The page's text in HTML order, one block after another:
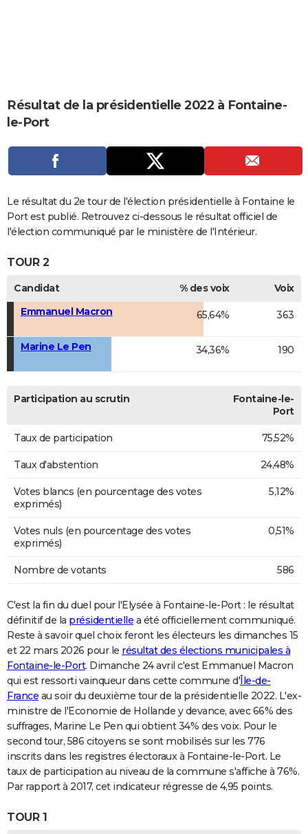
CARTE DE VOEUX
Carte de Noël
Carte Bonne année
Carte Saint-Valentin
Carte Pâques
Carte d'anniversaire
DICTIONNAIRE
Dictionnaire
Biographies
Expressions
Proverbes
PROGRAMME TV
S'inscrire
Se connecter
Lycées
Collèges
Primaires
Universités
Entreprises
Service militaire
Avis de recherche
AVIS DE DÉCÈS
Bricolage
Lifestyle
Culture
Sport
Auto
Television
Voyage
Cinema
Résultat de la présidentielle 2022 à Fontaine-
le-Port
Le résultat du 2e tour de l'élection présidentielle à Fontaine le
Port est publié. Retrouvez ci-dessous le résultat officiel de
l'élection communiqué par le ministère de l'Intérieur.
TOUR 2
Candidat % des voix
Voix
Emmanuel Macron
65,64% 363
Marine Le Pen 34,36% 190
Participation au scrutin
Fontaine-le-
Port
Taux de participation 75,52%
Taux d'abstention 24,48%
Votes blancs (en pourcentage des votes
exprimés)
5,12%
Votes nuls (en pourcentage des votes
exprimés)
0,51%
Nombre de votants 586
C'est la fin du duel pour l'Elysée à Fontaine-le-Port : le résultat
définitif de la présidentielle a été officiellement communiqué.
Reste à savoir quel choix feront les électeurs les dimanches 15
et 22 mars 2026 pour le résultat des élections municipales à
Fontaine-le-Port. Dimanche 24 avril c'est Emmanuel Macron
qui est ressorti vainqueur dans cette commune d'Île-de-
France au soir du deuxième tour de la présidentielle 2022. L'ex-
ministre de l'Economie de Hollande y devance, avec 66% des
suffrages, Marine Le Pen qui obtient 34% des voix. Pour le
second tour, 586 citoyens se sont mobilisés sur les 776
inscrits dans les registres électoraux à Fontaine-le-Port. Le
taux de participation au niveau de la commune s'affiche à 76%.
Par rapport à 2017, cet indicateur régresse de 4,95 points.
TOUR 1